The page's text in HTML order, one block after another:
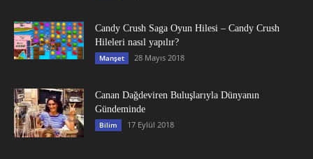
Candy Crush Saga Oyun Hilesi – Candy Crush
Hileleri nasıl yapılır?
Manşet 28 Mayıs 2018
Canan Dağdeviren Buluşlarıyla Dünyanın
Gündeminde
Bilim 17 Eylül 2018